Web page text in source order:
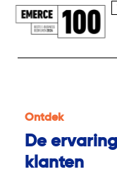
Ontdek
De
klanten